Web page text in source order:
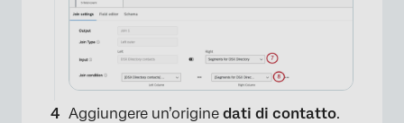
×
Aggiungere un’origine dati di contatto.